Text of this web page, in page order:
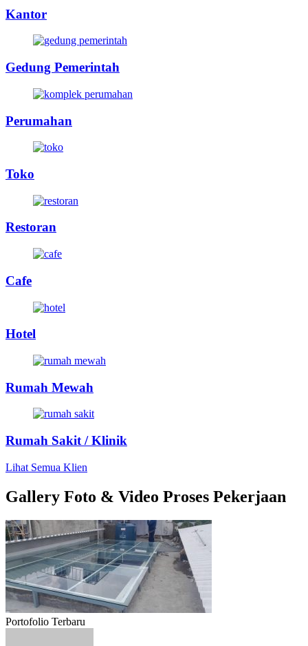
Kantor
Gedung Pemerintah
Perumahan
Toko
Restoran
Cafe
Hotel
Rumah Mewah
Rumah Sakit / Klinik
Lihat Semua Klien
Gallery Foto & Video Proses Pekerjaan
Portofolio Terbaru